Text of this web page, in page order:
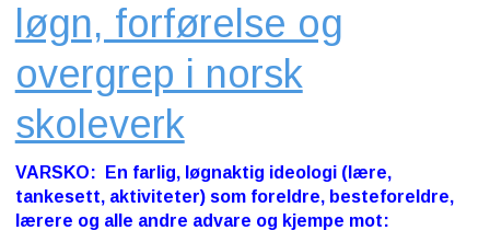
løgn, forførelse og
overgrep i norsk
skoleverk
VARSKO: En farlig, løgnaktig ideologi (lære,
tankesett, aktiviteter) som foreldre, besteforeldre,
lærere og alle andre advare og kjempe mot: